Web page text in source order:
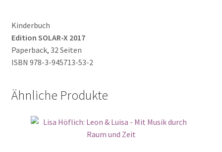
Kinderbuch
Edition SOLAR-X 2017
Paperback, 32 Seiten
ISBN 978-3-945713-53-2
Ähnliche Produkte